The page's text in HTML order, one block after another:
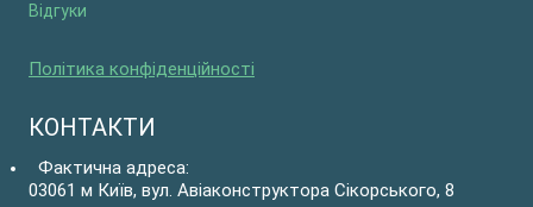
Відгуки
Політика конфіденційності
КОНТАКТИ
Фактична адреса:
03061 м Київ, вул. Авіаконструктора Сікорського, 8